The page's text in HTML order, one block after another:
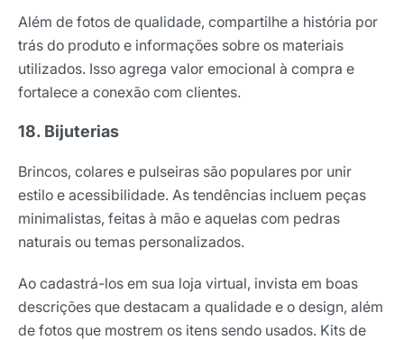
Além de fotos de qualidade, compartilhe a história por
trás do produto e informações sobre os materiais
utilizados. Isso agrega valor emocional à compra e
fortalece a conexão com clientes.
18. Bijuterias
Brincos, colares e pulseiras são populares por unir
estilo e acessibilidade. As tendências incluem peças
minimalistas, feitas à mão e aquelas com pedras
naturais ou temas personalizados.
Ao cadastrá-los em sua loja virtual, invista em boas
descrições que destacam a qualidade e o design, além
de fotos que mostrem os itens sendo usados. Kits de